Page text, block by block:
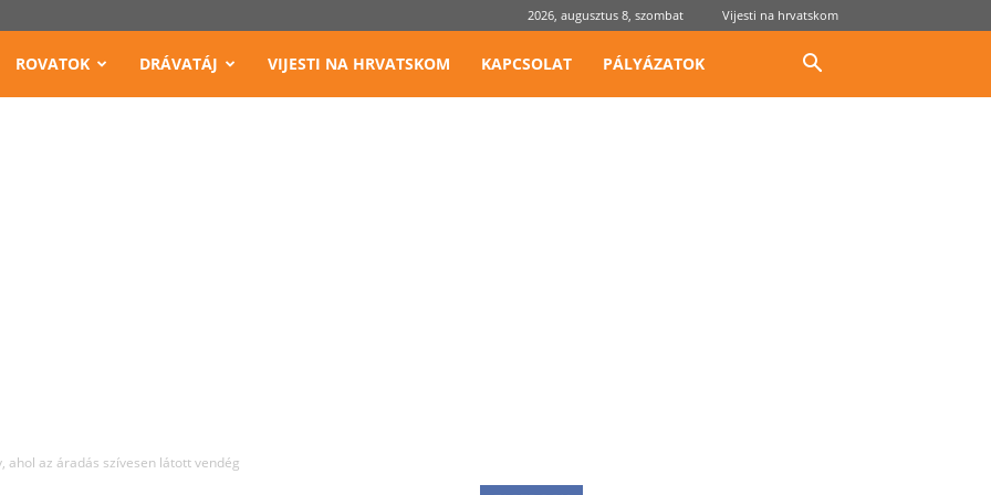
2026, augusztus 8, szombat Vijesti na hrvatskom
ROVATOK DRÁVATÁJ VIJESTI NA HRVATSKOM KAPCSOLAT PÁLYÁZATOK
ahol az áradás szívesen látott vendég